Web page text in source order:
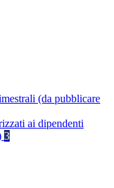
(da pubblicare
ai dipendenti
3